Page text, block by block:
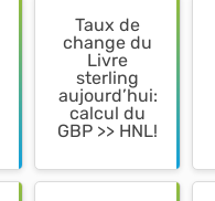
Taux de
change du
Livre
sterling
aujourd’hui:
calcul du
GBP >> HNL!